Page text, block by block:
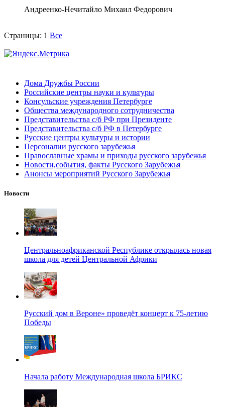
Андреенко-Нечитайло Михаил Федорович
Страницы: 1 Все
Дома Дружбы России
Российские центры науки и культуры
Консульские учреждения Петербурге
Общества международного сотрудничества
Представительства с/б РФ при Президенте
Представительства с/б РФ в Петербурге
Русские центры культуры и истории
Персоналии русского зарубежья
Православные храмы и приходы русского зарубежья
Новости,события, факты Русского Зарубежья
Анонсы мероприятий Русского Зарубежья
Новости
Центральноафриканской Республике открылась новая
школа для детей Центральной Африки
Русский дом в Вероне» проведёт концерт к 75-летию
Победы
Начала работу Международная школа БРИКС